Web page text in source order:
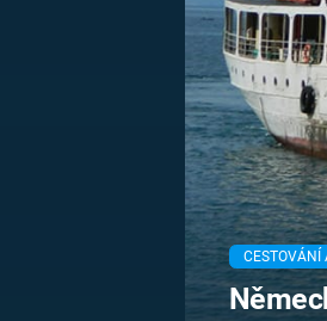
PRVNÍ SVĚTOVÁ
CESTOVÁNÍ